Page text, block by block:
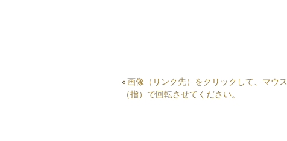
«画像（リンク先）をクリックして、マウス
（指）で回転させてください。